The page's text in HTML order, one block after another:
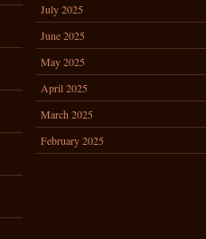
July 2025
June 2025
May 2025
April 2025
March 2025
February 2025